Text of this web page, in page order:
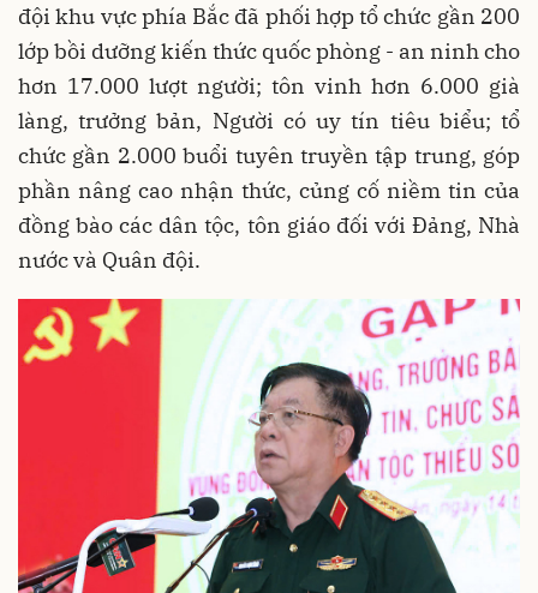
đội khu vực phía Bắc đã phối hợp tổ chức gần 200
lớp bồi dưỡng kiến thức quốc phòng - an ninh cho
hơn 17.000 lượt người; tôn vinh hơn 6.000 già
làng, trưởng bản, Người có uy tín tiêu biểu; tổ
chức gần 2.000 buổi tuyên truyền tập trung, góp
phần nâng cao nhận thức, củng cố niềm tin của
đồng bào các dân tộc, tôn giáo đối với Đảng, Nhà
nước và Quân đội.